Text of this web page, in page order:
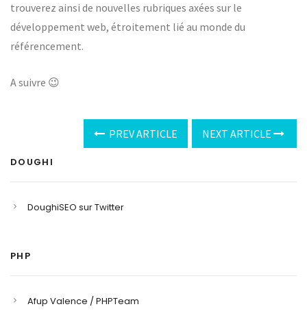
trouverez ainsi de nouvelles rubriques axées sur le
développement web, étroitement lié au monde du
référencement.
A suivre 😉
PREV ARTICLE NEXT ARTICLE
DOUGHI
DoughiSEO sur Twitter
PHP
Afup Valence / PHPTeam